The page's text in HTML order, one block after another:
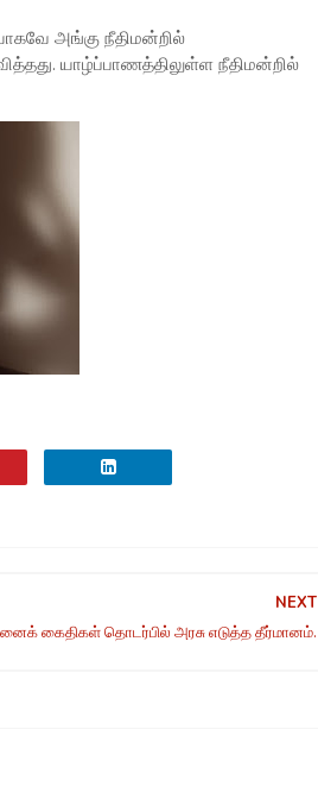
அங்கு நீதிமன்றில்
யாழ்ப்பாணத்திலுள்ள நீதிமன்றில்
NEXT
கைதிகள் தொடர்பில் அரசு எடுத்த தீர்மானம்.